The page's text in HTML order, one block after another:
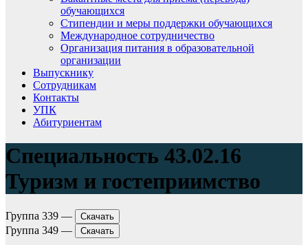
обучающихся
Стипендии и меры поддержки обучающихся
Международное сотрудничество
Организация питания в образовательной
организации
Выпускнику
Сотрудникам
Контакты
УПК
Абитуриентам
Специальность 43.02.16
Туризм и гостеприимство
Группа 339 — Скачать
Группа 349 — Скачать